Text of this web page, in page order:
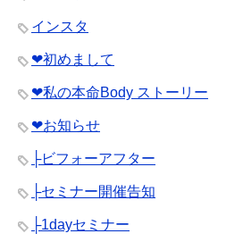
インスタ
❤︎初めまして
❤︎私の本命Body ストーリー
❤︎お知らせ
├ビフォーアフター
├セミナー開催告知
├1dayセミナー